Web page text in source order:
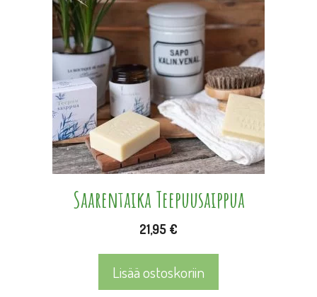
Saarentaika Teepuusaippua
21,95 €
Lisää ostoskoriin